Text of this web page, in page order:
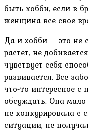
быть хобби, если в
женщина все свое
Да и хобби – это не
растет, не
чувствует себя
развивается. Все
что-то интересное с
обсуждать. Она
не конкурировала с
ситуации, не